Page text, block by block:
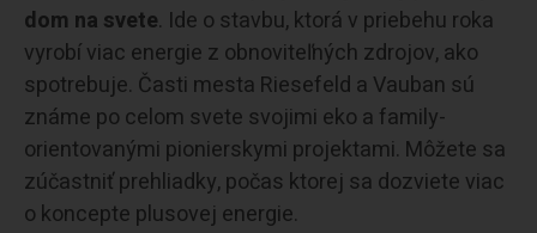
dom na svete. Ide o stavbu, ktorá v priebehu roka
vyrobí viac energie z obnoviteľných zdrojov, ako
spotrebuje. Časti mesta Riesefeld a Vauban sú
známe po celom svete svojimi eko a family-
orientovanými pionierskymi projektami. Môžete sa
zúčastniť prehliadky, počas ktorej sa dozviete viac
o koncepte plusovej energie.